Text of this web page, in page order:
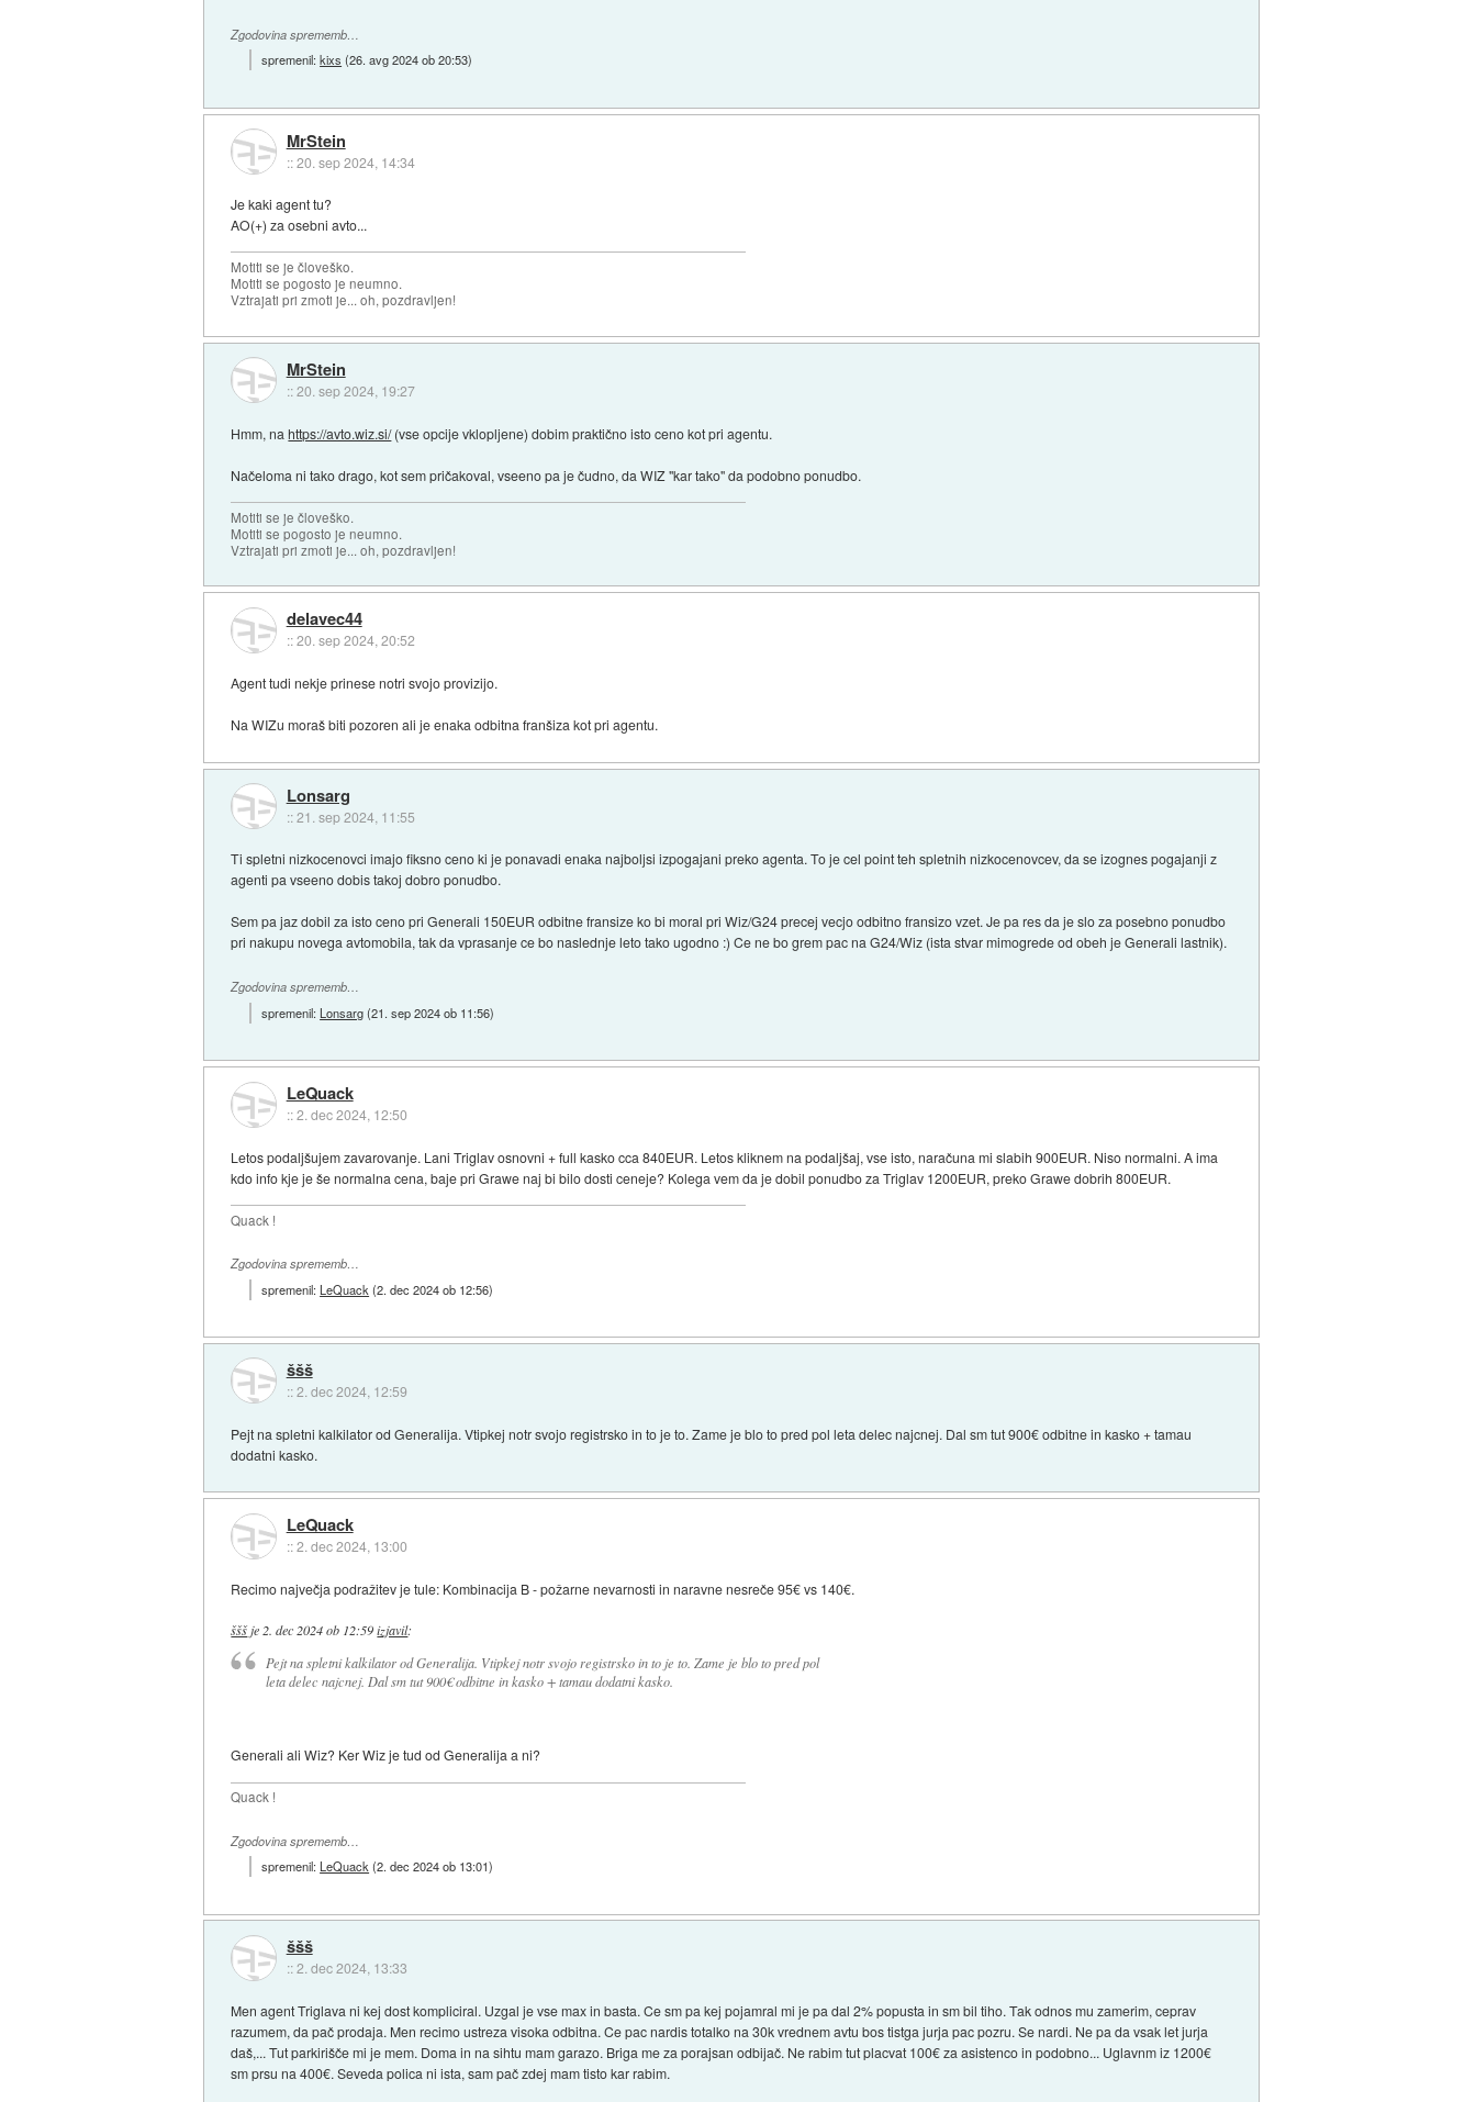
Zgodovina sprememb…
spremenil:kixs (26. avg 2024 ob 20:53)
MrStein
::20. sep 2024, 14:34
Je kaki agent tu?
AO(+) za osebni avto...
Motiti se je človeško.
Motiti se pogosto je neumno.
Vztrajati pri zmoti je... oh, pozdravljen!
MrStein
::20. sep 2024, 19:27
Hmm, nahttps://avto.wiz.si/(vse opcije vklopljene) dobim praktično isto ceno kot pri agentu.
Načeloma ni tako drago, kot sem pričakoval, vseeno pa je čudno, da WIZ "kar tako" da podobno ponudbo.
Motiti se je človeško.
Motiti se pogosto je neumno.
Vztrajati pri zmoti je... oh, pozdravljen!
delavec44
::20. sep 2024, 20:52
Agent tudi nekje prinese notri svojo provizijo.
Na WIZu moraš biti pozoren ali je enaka odbitna franšiza kot pri agentu.
Lonsarg
::21. sep 2024, 11:55
Ti spletni nizkocenovci imajo fiksno ceno ki je ponavadi enaka najboljsi izpogajani preko agenta. To je cel point teh spletnih nizkocenovcev, da se izognes pogajanji z
agenti pa vseeno dobis takoj dobro ponudbo.
Sem pa jaz dobil za isto ceno pri Generali 150EUR odbitne fransize ko bi moral pri Wiz/G24 precej vecjo odbitno fransizo vzet. Je pa res da je slo za posebno ponudbo
pri nakupu novega avtomobila, tak da vprasanje ce bo naslednje leto tako ugodno :) Ce ne bo grem pac na G24/Wiz (ista stvar mimogrede od obeh je Generali lastnik).
Zgodovina sprememb…
spremenil:Lonsarg(21. sep 2024 ob 11:56)
LeQuack
::2. dec 2024, 12:50
Letos podaljšujem zavarovanje. Lani Triglav osnovni + full kasko cca 840EUR. Letos kliknem na podaljšaj, vse isto, naračuna mi slabih 900EUR. Niso normalni. A ima
kdo info kje je še normalna cena, baje pri Grawe naj bi bilo dosti ceneje? Kolega vem da je dobil ponudbo za Triglav 1200EUR, preko Grawe dobrih 800EUR.
Quack !
Zgodovina sprememb…
spremenil:LeQuack (2. dec 2024 ob 12:56)
ššš
::2. dec 2024, 12:59
Pejt na spletni kalkilator od Generalija. Vtipkej notr svojo registrsko in to je to. Zame je blo to pred pol leta delec najcnej. Dal sm tut 900€ odbitne in kasko + tamau
dodatni kasko.
LeQuack
::2. dec 2024, 13:00
Recimo največja podražitev je tule: Kombinacija B - požarne nevarnosti in naravne nesreče 95€ vs 140€.
šššje 2. dec 2024 ob 12:59 izjavil:
Pejt na spletni kalkilator od Generalija. Vtipkej notr svojo registrsko in to je to. Zame je blo to pred pol
leta delec najcnej. Dal sm tut 900€ odbitne in kasko + tamau dodatni kasko.
Generali ali Wiz? Ker Wiz je tud od Generalija a ni?
Quack !
Zgodovina sprememb…
spremenil:LeQuack (2. dec 2024 ob 13:01)
ššš
::2. dec 2024, 13:33
Men agent Triglava ni kej dost kompliciral. Uzgal je vse max in basta. Ce sm pa kej pojamral mi je pa dal 2% popusta in sm bil tiho. Tak odnos mu zamerim, ceprav
razumem, da pač prodaja. Men recimo ustreza visoka odbitna. Ce pac nardis totalko na 30k vrednem avtu bos tistga jurja pac pozru. Se nardi. Ne pa da vsak let jurja
daš,... Tut parkirišče mi je mem. Doma in na sihtu mam garazo. Briga me za porajsan odbijač. Ne rabim tut placvat 100€ za asistenco in podobno... Uglavnm iz 1200€
sm prsu na 400€. Seveda polica ni ista, sam pač zdej mam tisto kar rabim.